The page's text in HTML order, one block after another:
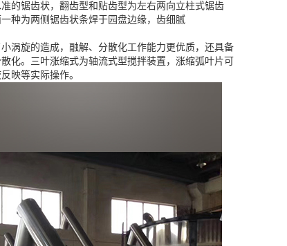
的锯齿状，翻齿型和贴齿型为左右两向立柱式锯齿
种为两侧锯齿状条焊于园盘边缘，齿细腻
涡旋的造成，融解、分散化工作能力更优质，还具备
化。三叶涨缩式为轴流式型搅拌装置，涨缩弧叶片可
映等实际操作。